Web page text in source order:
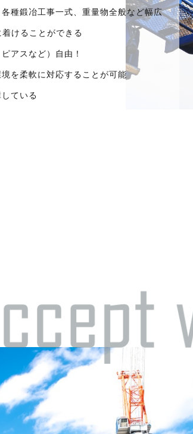
種鍛冶工事一式、重量物全般など幅広
けることができる
アスなど）自由！
を柔軟に対応することが可能
ている